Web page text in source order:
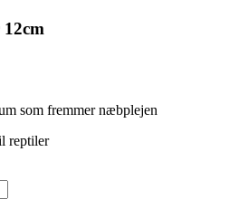
som fremmer næbplejen
reptiler